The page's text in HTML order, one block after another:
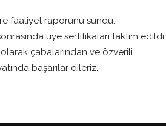
faaliyet raporunu sundu.
üye sertifikaları taktım edildi.
çabalarından ve özverili
başarılar dileriz.